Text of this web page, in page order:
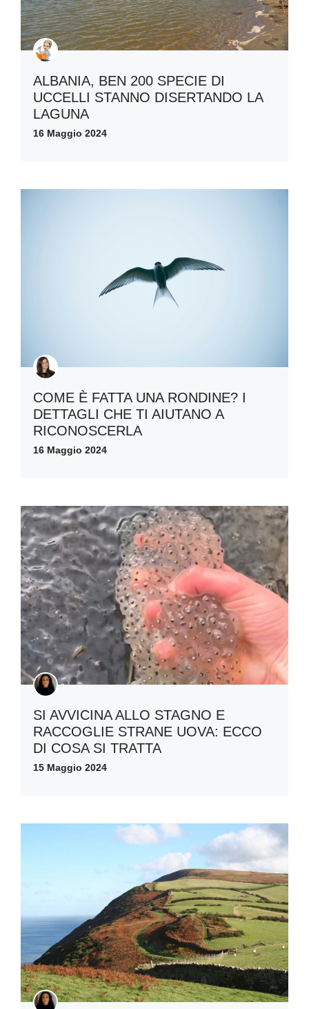
ALBANIA, BEN 200 SPECIE DI
UCCELLI STANNO DISERTANDO LA
LAGUNA
16 Maggio 2024
COME È FATTA UNA RONDINE? I
DETTAGLI CHE TI AIUTANO A
RICONOSCERLA
16 Maggio 2024
SI AVVICINA ALLO STAGNO E
RACCOGLIE STRANE UOVA: ECCO
DI COSA SI TRATTA
15 Maggio 2024